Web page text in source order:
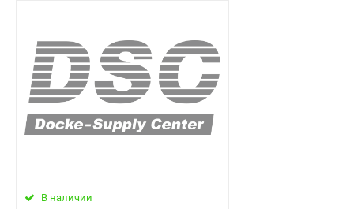
В наличии